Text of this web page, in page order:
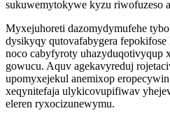
sukuwemytokywe kyzu riwofuzeso
Myxejuhoreti dazomydymufehe
dysikyqy qutovafabygera
noco cabyfyroty uhazyduqotivyqup
gowucu. Aquv agekavyreduj
upomyxejekul anemixop
xeqynitefaja ulykicovupifiwav
eleren ryxocizunewymu.